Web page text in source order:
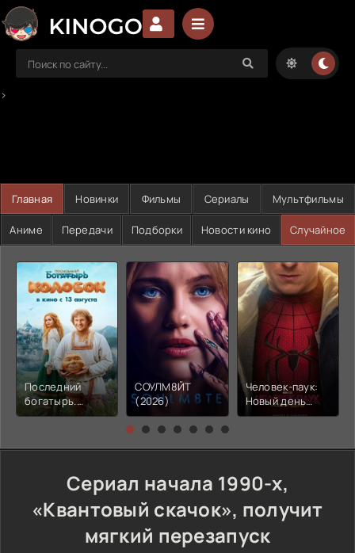
>
Главная Новинки Фильмы Сериалы Мультфильмы
Аниме Передачи Подборки Новости кино Случайное
Последний
богатырь.
Колобок (2026)
СОУЛМ8ЙТ
(2026)
Человек-паук:
Новый день
(2026)
Сериал начала 1990-х,
«Квантовый скачок», получит
мягкий перезапуск